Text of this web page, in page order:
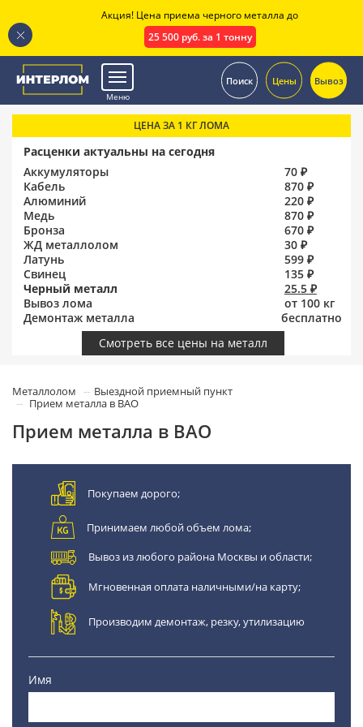
Меню
Поиск Цены Вывоз
ЦЕНА ЗА 1 КГ ЛОМА
Расценки актуальны на сегодня
Аккумуляторы
70 ₽
Кабель
870 ₽
Алюминий
220 ₽
Медь
870 ₽
Бронза
670 ₽
ЖД металлолом
30 ₽
Латунь
599 ₽
Свинец
135 ₽
Черный металл
25.5 ₽
Вывоз лома
от 100 кг
Демонтаж металла
бесплатно
Смотреть все цены на металл
Металлолом
Выездной приемный пункт
Прием металла в ВАО
Прием металла в ВАО
Покупаем дорого;
Принимаем любой объем лома;
Вывоз из любого района Москвы и области;
Мгновенная оплата наличными/на карту;
Производим демонтаж, резку, утилизацию
Имя
Акция! Цена приема черного металла до
25 500 руб. за 1 тонну
.